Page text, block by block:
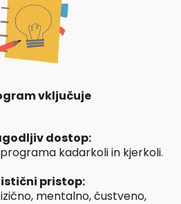
vključuje
dostop:
kadarkoli in kjerkoli.
pristop:
mentalno, čustveno,